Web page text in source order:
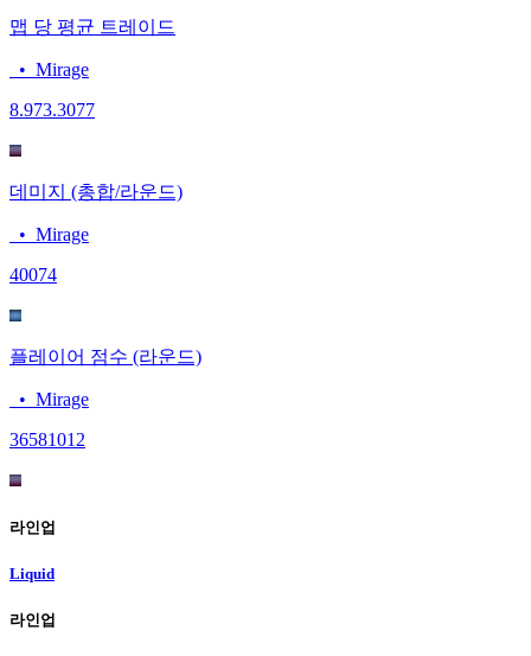
맵 당 평균 트레이드
• Mirage
8.973.3077
데미지 (총합/라운드)
• Mirage
40074
플레이어 점수 (라운드)
• Mirage
36581012
라인업
Liquid
라인업